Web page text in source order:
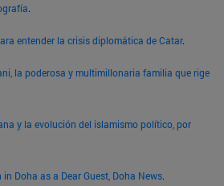
.
entender la crisis diplomática de Catar.
la poderosa y multimillonaria familia que rige
y la evolución del islamismo político, por
Doha as a Dear Guest, Doha News.